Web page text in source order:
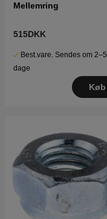
Mellemring
515DKK
Best.vare. Sendes om 2–5
dage
Køb